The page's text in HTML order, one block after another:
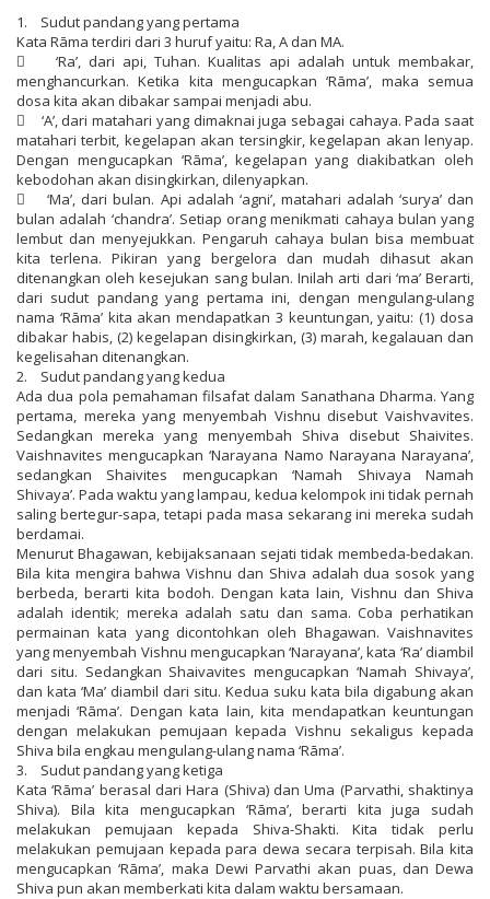
1. Sudut pandang yang pertama
Kata Rāma terdiri dari 3 huruf yaitu: Ra, A dan MA.
 ‘Ra’, dari api, Tuhan. Kualitas api adalah untuk membakar,
menghancurkan. Ketika kita mengucapkan ‘Rāma’, maka semua
dosa kita akan dibakar sampai menjadi abu.
 ‘A’, dari matahari yang dimaknai juga sebagai cahaya. Pada saat
matahari terbit, kegelapan akan tersingkir, kegelapan akan lenyap.
Dengan mengucapkan ‘Rāma’, kegelapan yang diakibatkan oleh
kebodohan akan disingkirkan, dilenyapkan.
 ‘Ma’, dari bulan. Api adalah ‘agni’, matahari adalah ‘surya’ dan
bulan adalah ‘chandra’. Setiap orang menikmati cahaya bulan yang
lembut dan menyejukkan. Pengaruh cahaya bulan bisa membuat
kita terlena. Pikiran yang bergelora dan mudah dihasut akan
ditenangkan oleh kesejukan sang bulan. Inilah arti dari ‘ma’ Berarti,
dari sudut pandang yang pertama ini, dengan mengulang-ulang
nama ‘Rāma’ kita akan mendapatkan 3 keuntungan, yaitu: (1) dosa
dibakar habis, (2) kegelapan disingkirkan, (3) marah, kegalauan dan
kegelisahan ditenangkan.
2. Sudut pandang yang kedua
Ada dua pola pemahaman filsafat dalam Sanathana Dharma. Yang
pertama, mereka yang menyembah Vishnu disebut Vaishvavites.
Sedangkan mereka yang menyembah Shiva disebut Shaivites.
Vaishnavites mengucapkan ‘Narayana Namo Narayana Narayana’,
sedangkan Shaivites mengucapkan ‘Namah Shivaya Namah
Shivaya’. Pada waktu yang lampau, kedua kelompok ini tidak pernah
saling bertegur-sapa, tetapi pada masa sekarang ini mereka sudah
berdamai.
Menurut Bhagawan, kebijaksanaan sejati tidak membeda-bedakan.
Bila kita mengira bahwa Vishnu dan Shiva adalah dua sosok yang
berbeda, berarti kita bodoh. Dengan kata lain, Vishnu dan Shiva
adalah identik; mereka adalah satu dan sama. Coba perhatikan
permainan kata yang dicontohkan oleh Bhagawan. Vaishnavites
yang menyembah Vishnu mengucapkan ‘Narayana’, kata ‘Ra’ diambil
dari situ. Sedangkan Shaivavites mengucapkan ‘Namah Shivaya’,
dan kata ‘Ma’ diambil dari situ. Kedua suku kata bila digabung akan
menjadi ‘Rāma’. Dengan kata lain, kita mendapatkan keuntungan
dengan melakukan pemujaan kepada Vishnu sekaligus kepada
Shiva bila engkau mengulang-ulang nama ‘Rāma’.
3. Sudut pandang yang ketiga
Kata ‘Rāma’ berasal dari Hara (Shiva) dan Uma (Parvathi, shaktinya
Shiva). Bila kita mengucapkan ‘Rāma’, berarti kita juga sudah
melakukan pemujaan kepada Shiva-Shakti. Kita tidak perlu
melakukan pemujaan kepada para dewa secara terpisah. Bila kita
mengucapkan ‘Rāma’, maka Dewi Parvathi akan puas, dan Dewa
Shiva pun akan memberkati kita dalam waktu bersamaan.